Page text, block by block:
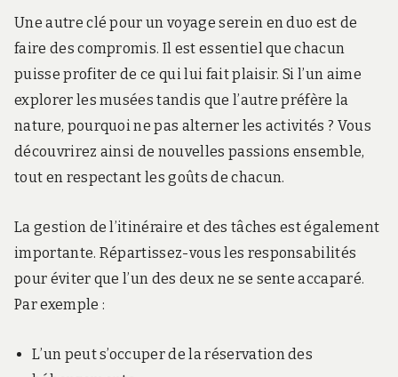
Une autre clé pour un voyage serein en duo est de
faire des compromis. Il est essentiel que chacun
puisse profiter de ce qui lui fait plaisir. Si l’un aime
explorer les musées tandis que l’autre préfère la
nature, pourquoi ne pas alterner les activités ? Vous
découvrirez ainsi de nouvelles passions ensemble,
tout en respectant les goûts de chacun.
La gestion de l’itinéraire et des tâches est également
importante. Répartissez-vous les responsabilités
pour éviter que l’un des deux ne se sente accaparé.
Par exemple :
L’un peut s’occuper de la réservation des